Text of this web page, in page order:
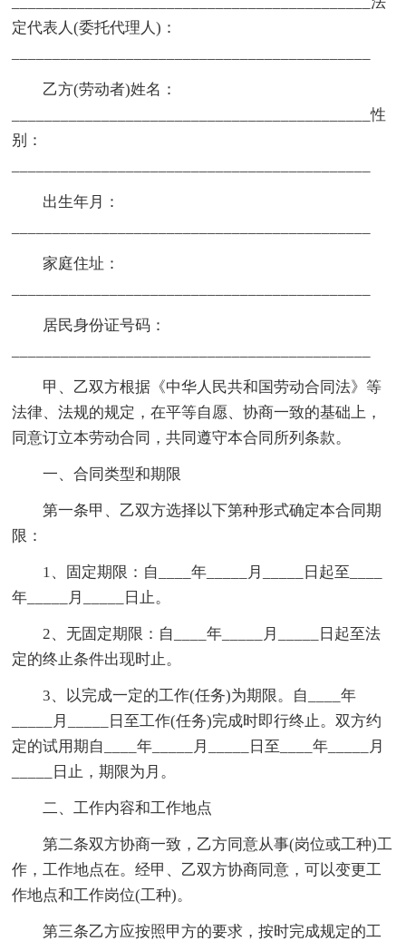
定代表人(委托代理人)：
乙方(劳动者)姓名：
____________________________________________性
别：
出生年月：
家庭住址：
居民身份证号码：
甲、乙双方根据《中华人民共和国劳动合同法》等
法律、法规的规定，在平等自愿、协商一致的基础上，
同意订立本劳动合同，共同遵守本合同所列条款。
一、合同类型和期限
第一条甲、乙双方选择以下第种形式确定本合同期
限：
1、固定期限：自____年_____月_____日起至____
年_____月_____日止。
2、无固定期限：自____年_____月_____日起至法
定的终止条件出现时止。
3、以完成一定的工作(任务)为期限。自____年
_____月_____日至工作(任务)完成时即行终止。双方约
定的试用期自____年_____月_____日至____年_____月
_____日止，期限为月。
二、工作内容和工作地点
第二条双方协商一致，乙方同意从事(岗位或工种)工
作，工作地点在。经甲、乙双方协商同意，可以变更工
作地点和工作岗位(工种)。
第三条乙方应按照甲方的要求，按时完成规定的工